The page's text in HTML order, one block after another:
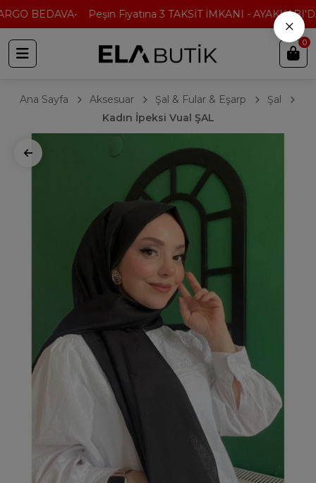
BEDAVA Peşin Fiyatına 3 TAKSİT İMKANI -
0
Ana Sayfa Aksesuar Şal & Fular & Eşarp
Şal
Kadın İpeksi Vual ŞAL
×